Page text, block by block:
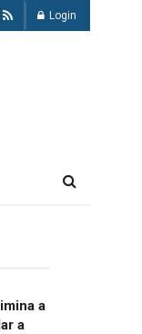
Login
a
a